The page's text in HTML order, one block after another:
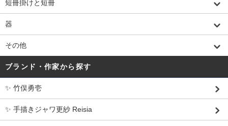
短冊掛けと短冊
器
その他
ブランド・作家から探す
✨ 竹俣勇壱
✨ 手描きジャワ更紗 Reisia